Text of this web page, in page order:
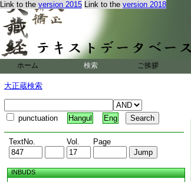
Link to the version 2015 Link to the version 2018
ホーム 検索 ご挨拶
大正蔵検索
punctuation Hangul Eng
TextNo. Vol. Page
INBUDS